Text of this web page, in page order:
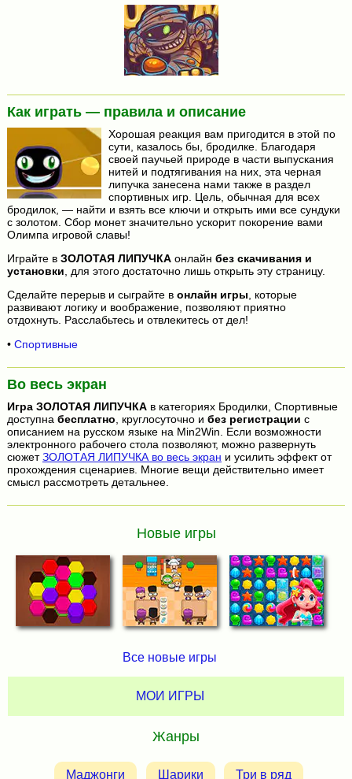
Как играть — правила и описание
Хорошая реакция вам пригодится в этой по
сути, казалось бы, бродилке. Благодаря
своей паучьей природе в части выпускания
нитей и подтягивания на них, эта черная
липучка занесена нами также в раздел
спортивных игр. Цель, обычная для всех
бродилок, — найти и взять все ключи и открыть ими все сундуки
с золотом. Сбор монет значительно ускорит покорение вами
Олимпа игровой славы!
Играйте в ЗОЛОТАЯ ЛИПУЧКАонлайн без скачивания и
установки , для этого достаточно лишь открыть эту страницу.
Сделайте перерыв и сыграйте в онлайн игры, которые
развивают логику и воображение, позволяют приятно
отдохнуть. Расслабьтесь и отвлекитесь от дел!
• Спортивные
Во весь экран
Игра ЗОЛОТАЯ ЛИПУЧКАв категориях Бродилки, Спортивные
доступна бесплатно , круглосуточно и без регистрации с
описанием на русском языке на Min2Win. Если возможности
электронного рабочего стола позволяют, можно развернуть
сюжетЗОЛОТАЯ ЛИПУЧКА во весь экран и усилить эффект от
прохождения сценариев. Многие вещи действительно имеет
смысл рассмотреть детальнее.
Новые игры
Все новые игры
МОИ ИГРЫ
Жанры
Маджонги Шарики Три в ряд